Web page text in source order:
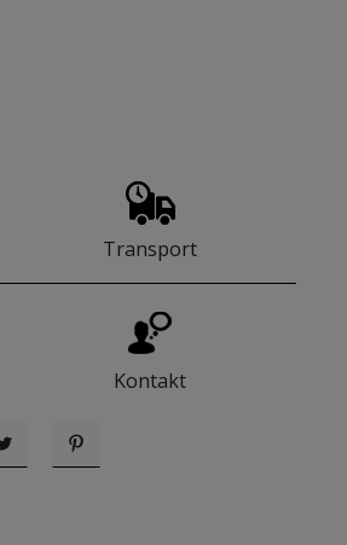
Transport
Kontakt
Pinterest